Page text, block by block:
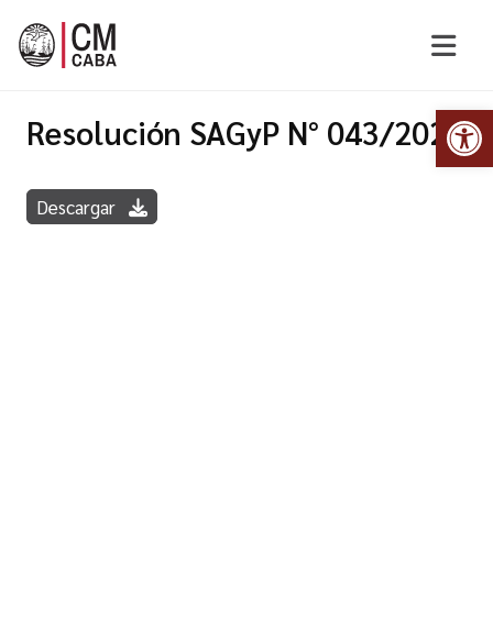
Resolución SAGyP N° 043/2020
Descargar